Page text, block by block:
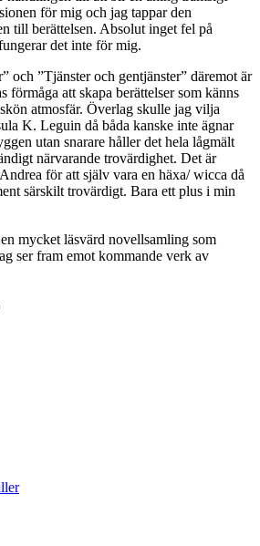
för mig och jag tappar den
till berättelsen. Absolut inget fel på
det inte för mig.
och ”Tjänster och gentjänster” däremot är
förmåga att skapa berättelser som känns
atmosfär. Överlag skulle jag vilja
K. Leguin då båda kanske inte ägnar
utan snarare håller det hela lågmält
närvarande trovärdighet. Det är
för att själv vara en häxa/ wicca då
särskilt trovärdigt. Bara ett plus i min
mycket läsvärd novellsamling som
ser fram emot kommande verk av